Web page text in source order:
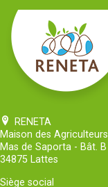
RENETA
Maison des Agriculteurs
Mas de Saporta - Bât. B
34875 Lattes
Siège social